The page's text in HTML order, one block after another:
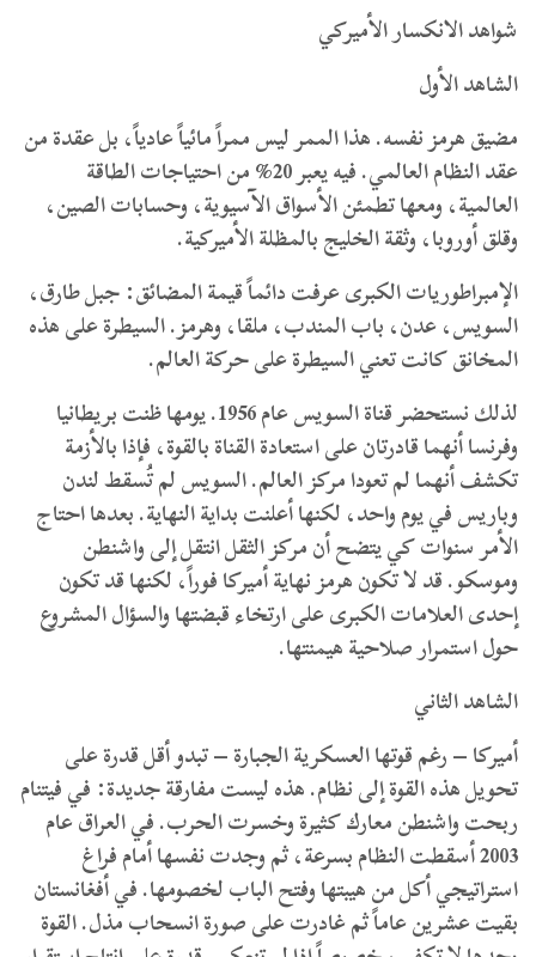
شواهد الانكسار الأميركي
الشاهد الأول
مضيق هرمز نفسه. هذا الممر ليس ممراً مائياً عادياً، بل عقدة من
عقد النظام العالمي. فيه يعبر 20% من احتياجات الطاقة
العالمية، ومعها تطمئن الأسواق الآسيوية، وحسابات الصين،
وقلق أوروبا، وثقة الخليج بالمظلة الأميركية.
الإمبراطوريات الكبرى عرفت دائماً قيمة المضائق: جبل طارق،
السويس، عدن، باب المندب، ملقا، وهرمز. السيطرة على هذه
المخانق كانت تعني السيطرة على حركة العالم.
لذلك نستحضر قناة السويس عام 1956. يومها ظنت بريطانيا
وفرنسا أنهما قادرتان على استعادة القناة بالقوة، فإذا بالأزمة
تكشف أنهما لم تعودا مركز العالم. السويس لم تُسقط لندن
وباريس في يوم واحد، لكنها أعلنت بداية النهاية. بعدها احتاج
الأمر سنوات كي يتضح أن مركز الثقل انتقل إلى واشنطن
وموسكو. قد لا تكون هرمز نهاية أميركا فوراً، لكنها قد تكون
إحدى العلامات الكبرى على ارتخاء قبضتها والسؤال المشروع
حول استمرار صلاحية هيمنتها.
الشاهد الثاني
أميركا – رغم قوتها العسكرية الجبارة – تبدو أقل قدرة على
تحويل هذه القوة إلى نظام. هذه ليست مفارقة جديدة: في فيتنام
ربحت واشنطن معارك كثيرة وخسرت الحرب. في العراق عام
2003 أسقطت النظام بسرعة، ثم وجدت نفسها أمام فراغ
استراتيجي أكل من هيبتها وفتح الباب لخصومها. في أفغانستان
بقيت عشرين عاماً ثم غادرت على صورة انسحاب مذل. القوة